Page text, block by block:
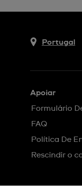
Portugal
Apoiar
Formulário
FAQ
Política De
Rescindir o